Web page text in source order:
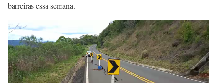
barreiras essa semana.